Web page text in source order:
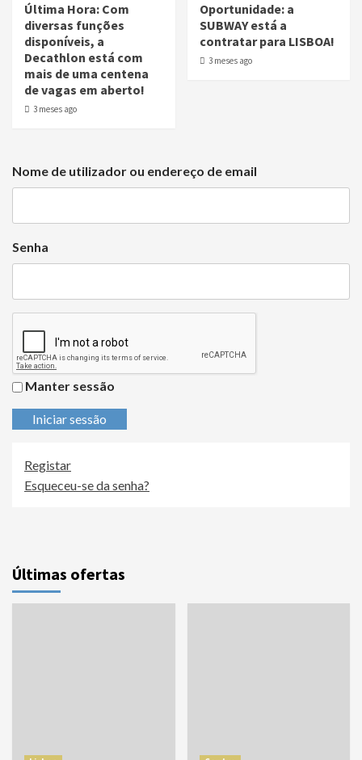
Última Hora: Com
diversas funções
disponíveis, a
Decathlon está com
mais de uma centena
de vagas em aberto!
3 meses ago
Oportunidade: a
SUBWAY está a
contratar para LISBOA!
3 meses ago
Nome de utilizador ou endereço de email
Senha
Manter sessão
Iniciar sessão
Registar
Esqueceu-se da senha?
Últimas ofertas